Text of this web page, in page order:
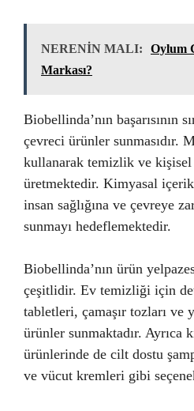
NERENİN MALI:
Oylum
Markası?
Biobellinda’nın başarısının
çevreci ürünler sunmasıdır.
kullanarak temizlik ve kişisel
üretmektedir. Kimyasal
insan sağlığına ve çevreye
sunmayı hedeflemektedir.
Biobellinda’nın ürün
çeşitlidir. Ev temizliği için
tabletleri, çamaşır tozları ve
ürünler sunmaktadır. Ayrıca
ürünlerinde de cilt dostu
ve vücut kremleri gibi